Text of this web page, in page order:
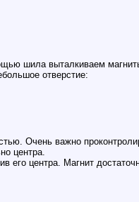
шила выталкиваем
отверстие:
Очень важно
центра.
его центра. Магнит